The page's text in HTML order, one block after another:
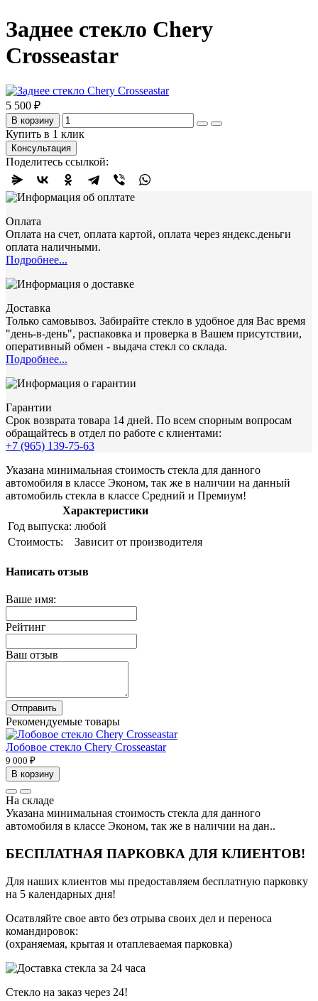
Заднее стекло Chery
Crosseastar
5 500 ₽
В корзину
Купить в 1 клик
Консультация
Поделитесь ссылкой:
Оплата
Оплата на счет, оплата картой, оплата через яндекс.деньги
оплата наличными.
Подробнее...
Доставка
Только самовывоз. Забирайте стекло в удобное для Вас время
"день-в-день", распаковка и проверка в Вашем присутствии,
оперативный обмен - выдача стекл со склада.
Подробнее...
Гарантии
Срок возврата товара 14 дней. По всем спорным вопросам
обращайтесь в отдел по работе с клиентами:
+7 (965) 139-75-63
Указана минимальная стоимость стекла для данного
автомобиля в классе Эконом, так же в наличии на данный
автомобиль стекла в классе Средний и Премиум!
Характеристики
Год выпуска: любой
Стоимость:
Зависит от производителя
Написать отзыв
Ваше имя:
Рейтинг
Ваш отзыв
Отправить
Рекомендуемые товары
Лобовое стекло Chery Crosseastar
9 000 ₽
В корзину
На складе
Указана минимальная стоимость стекла для данного
автомобиля в классе Эконом, так же в наличии на дан..
БЕСПЛАТНАЯ ПАРКОВКА ДЛЯ КЛИЕНТОВ!
Для наших клиентов мы предоставляем бесплатную парковку
на 5 календарных дня!
Осатвляйте свое авто без отрыва своих дел и переноса
командировок:
(охраняемая, крытая и отаплеваемая парковка)
Стекло на заказ через 24!